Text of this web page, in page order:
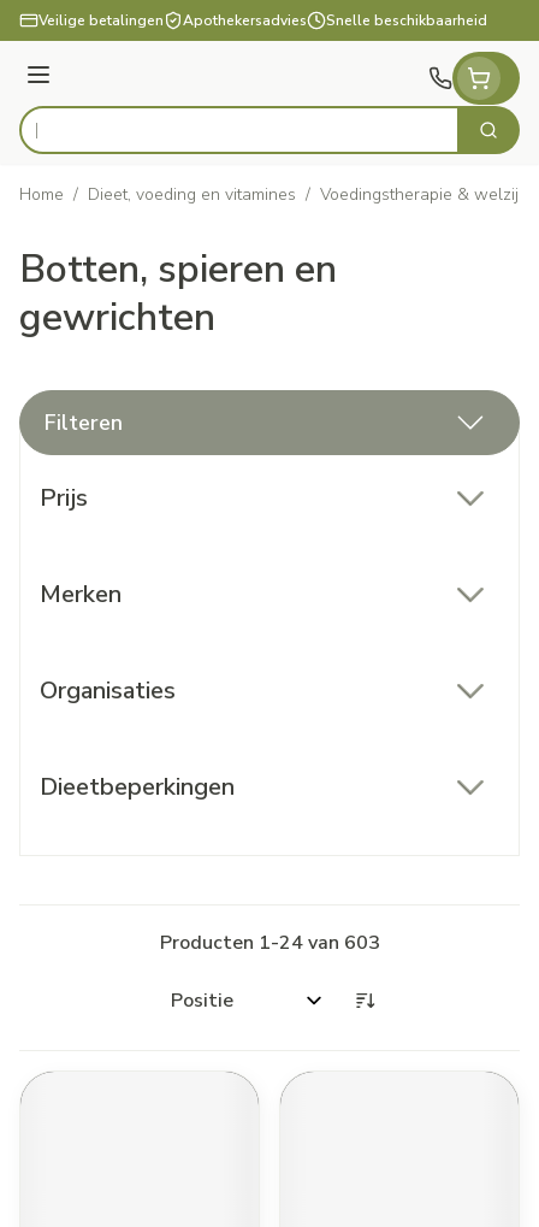
Ga naar de inhoud
Veilige betalingen Apothekersadvies Snelle beschikbaarheid
Menu
Product, merk, categorie... Zoek
Home / Dieet, voeding en vitamines / Voedingstherapie & welzijn
Botten, spieren en
gewrichten
Filteren
Prijs
Merken
Organisaties
Dieetbeperkingen
Producten 1-24van 603
Sorteer op: